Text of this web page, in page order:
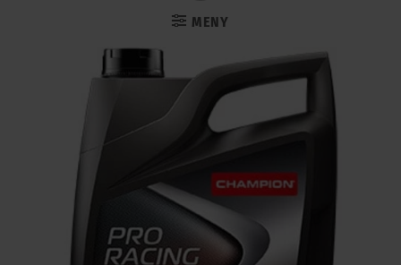
MENY